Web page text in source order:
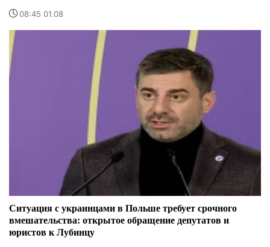
08:45 01.08
Ситуация с украинцами в Польше требует срочного
вмешательства: открытое обращение депутатов и
юристов к Лубинцу